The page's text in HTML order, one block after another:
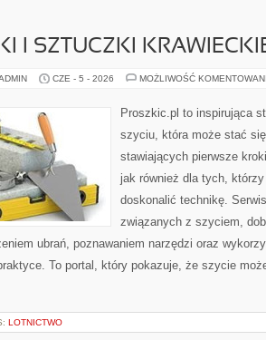
I SZTUCZKI
CZE - 5 - 2026 MOŻLIWOŚĆ
Proszkic.pl to inspirująca
szyciu, która może stać
stawiających pierwsze
jak również dla tych,
doskonalić technikę.
związanych z szyciem,
ubrań, poznawaniem narzędzi oraz
To portal, który pokazuje, że szycie
LOTNICTWO